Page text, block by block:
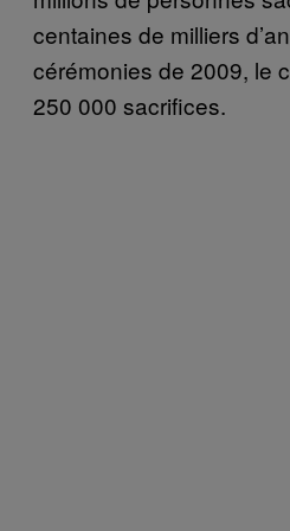
centaines de milliers
cérémonies de 2009, le
250 000 sacrifices.